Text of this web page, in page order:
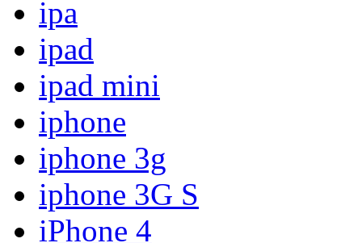
ipa
ipad
ipad mini
iphone
iphone 3g
iphone 3G S
iPhone 4